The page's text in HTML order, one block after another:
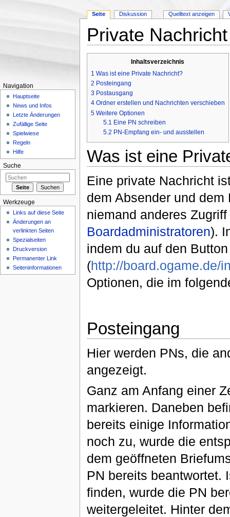
Private Nachricht
Inhaltsverzeichnis
1 Was ist eine Private Nachricht?
2 Posteingang
3 Postausgang
4 Ordner erstellen und Nachrichten verschieben
5 Weitere Optionen
5.1 Eine PN schreiben
5.2 PN-Empfang ein- und ausstellen
Was ist eine
Eine private Nachricht
dem Absender und
niemand anderes
Boardadministratoren).
indem du auf den
(http://board.ogame.de/
Optionen, die im
Posteingang
Hier werden PNs, die
angezeigt.
Ganz am Anfang einer
markieren. Daneben
bereits einige
noch zu, wurde die
dem geöffneten
PN bereits beantwortet.
finden, wurde die PN
weitergeleitet. Hinter
Seite Diskussion Quelltext anzeigen
Navigation
Hauptseite
News und Infos
Letzte Änderungen
Zufällige Seite
Spielwiese
Regeln
Hilfe
Suche
Werkzeuge
Links auf diese Seite
Änderungen an
verlinkten Seiten
Spezialseiten
Druckversion
Permanenter Link
Seiteninformationen